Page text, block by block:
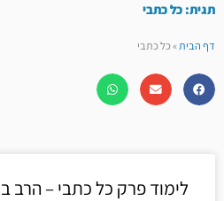
תגית: כל כתבי
דף הבית»כל כתבי
לימוד פרק כל כתבי – הרב